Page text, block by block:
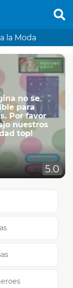
la Moda
no se
para
Por favor
nuestros
top!
5.0